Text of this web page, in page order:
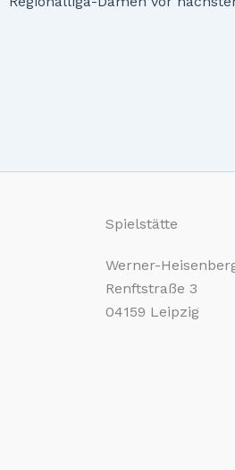
Spielstätte
Werner-
Renftstraße 3
04159 Leipzig